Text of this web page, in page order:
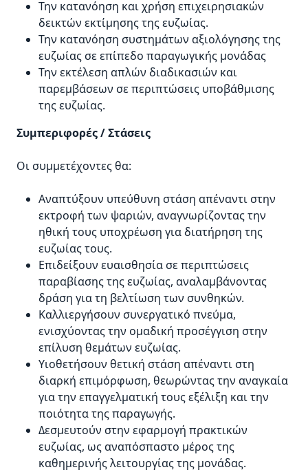
Την κατανόηση και χρήση επιχειρησιακών
δεικτών εκτίμησης της ευζωίας.
Την κατανόηση συστημάτων αξιολόγησης της
ευζωίας σε επίπεδο παραγωγικής μονάδας
Την εκτέλεση απλών διαδικασιών και
παρεμβάσεων σε περιπτώσεις υποβάθμισης
της ευζωίας.
Συμπεριφορές / Στάσεις
Οι συμμετέχοντες θα:
Αναπτύξουν υπεύθυνη στάση απέναντι στην
εκτροφή των ψαριών, αναγνωρίζοντας την
ηθική τους υποχρέωση για διατήρηση της
ευζωίας τους.
Επιδείξουν ευαισθησία σε περιπτώσεις
παραβίασης της ευζωίας, αναλαμβάνοντας
δράση για τη βελτίωση των συνθηκών.
Καλλιεργήσουν συνεργατικό πνεύμα,
ενισχύοντας την ομαδική προσέγγιση στην
επίλυση θεμάτων ευζωίας.
Υιοθετήσουν θετική στάση απέναντι στη
διαρκή επιμόρφωση, θεωρώντας την αναγκαία
για την επαγγελματική τους εξέλιξη και την
ποιότητα της παραγωγής.
Δεσμευτούν στην εφαρμογή πρακτικών
ευζωίας, ως αναπόσπαστο μέρος της
καθημερινής λειτουργίας της μονάδας.